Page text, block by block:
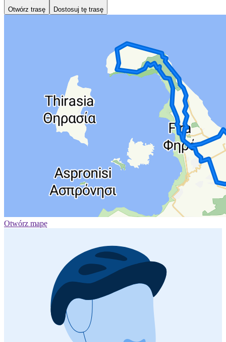
Otwórz trasę Dostosuj tę trasę
Otwórz mapę